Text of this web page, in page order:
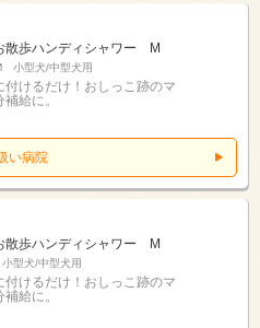
歩ハンディシャワー M
小型犬/中型犬用
付けるだけ！おしっこ跡のマ
給に。
い病院
歩ハンディシャワー M
型犬/中型犬用
付けるだけ！おしっこ跡のマ
給に。